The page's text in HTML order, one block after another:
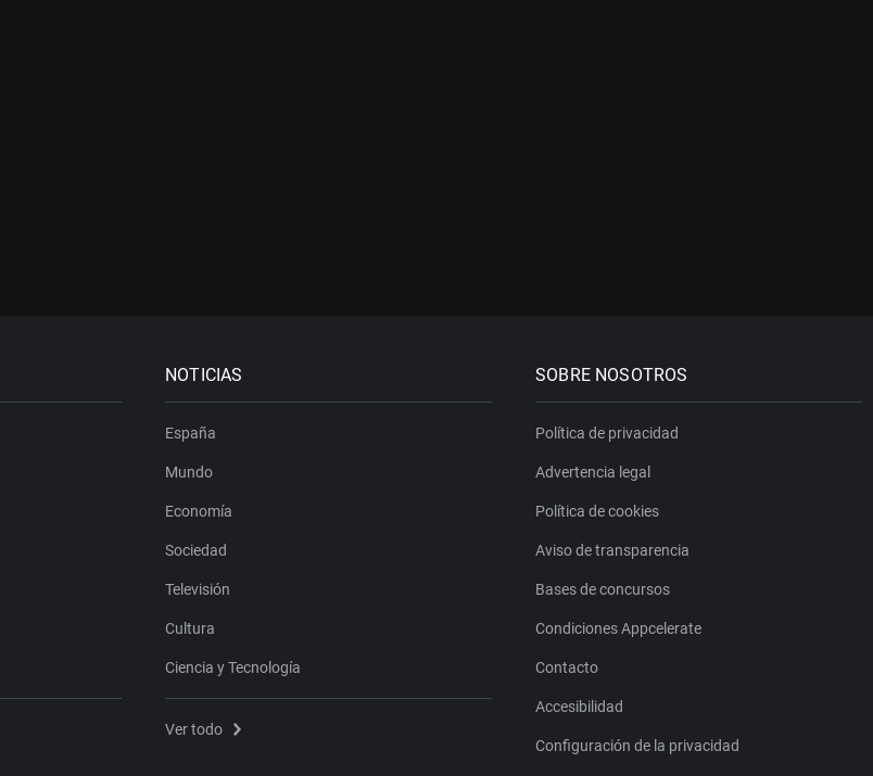
NOTICIAS
España
Mundo
Economía
Sociedad
Televisión
Cultura
Ciencia y Tecnología
Ver todo
SOBRE NOSOTROS
Política de privacidad
Advertencia legal
Política de cookies
Aviso de transparencia
Bases de concursos
Condiciones Appcelerate
Contacto
Accesibilidad
Configuración de la privacidad